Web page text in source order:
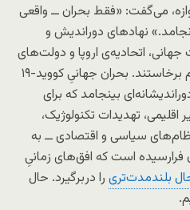
می‌گفت: «فقط بحران ــ واقعی
نهادهای دوراندیش و
جهانی، اتحادیه‌ی اروپا و دولت‌های
رفاه از خاکستر جنگ جهانی دوم برخاستند. بحران جهانیِ کووید-۱۹
بینجامد که برای
اقلیمی، تهدیدات تکنولوژیک،
سیاسی و اقتصادی ــ به
فرارسیده است که افق‌های زمانیِ
بلندمدت‌تری را دربرگیرد. حال